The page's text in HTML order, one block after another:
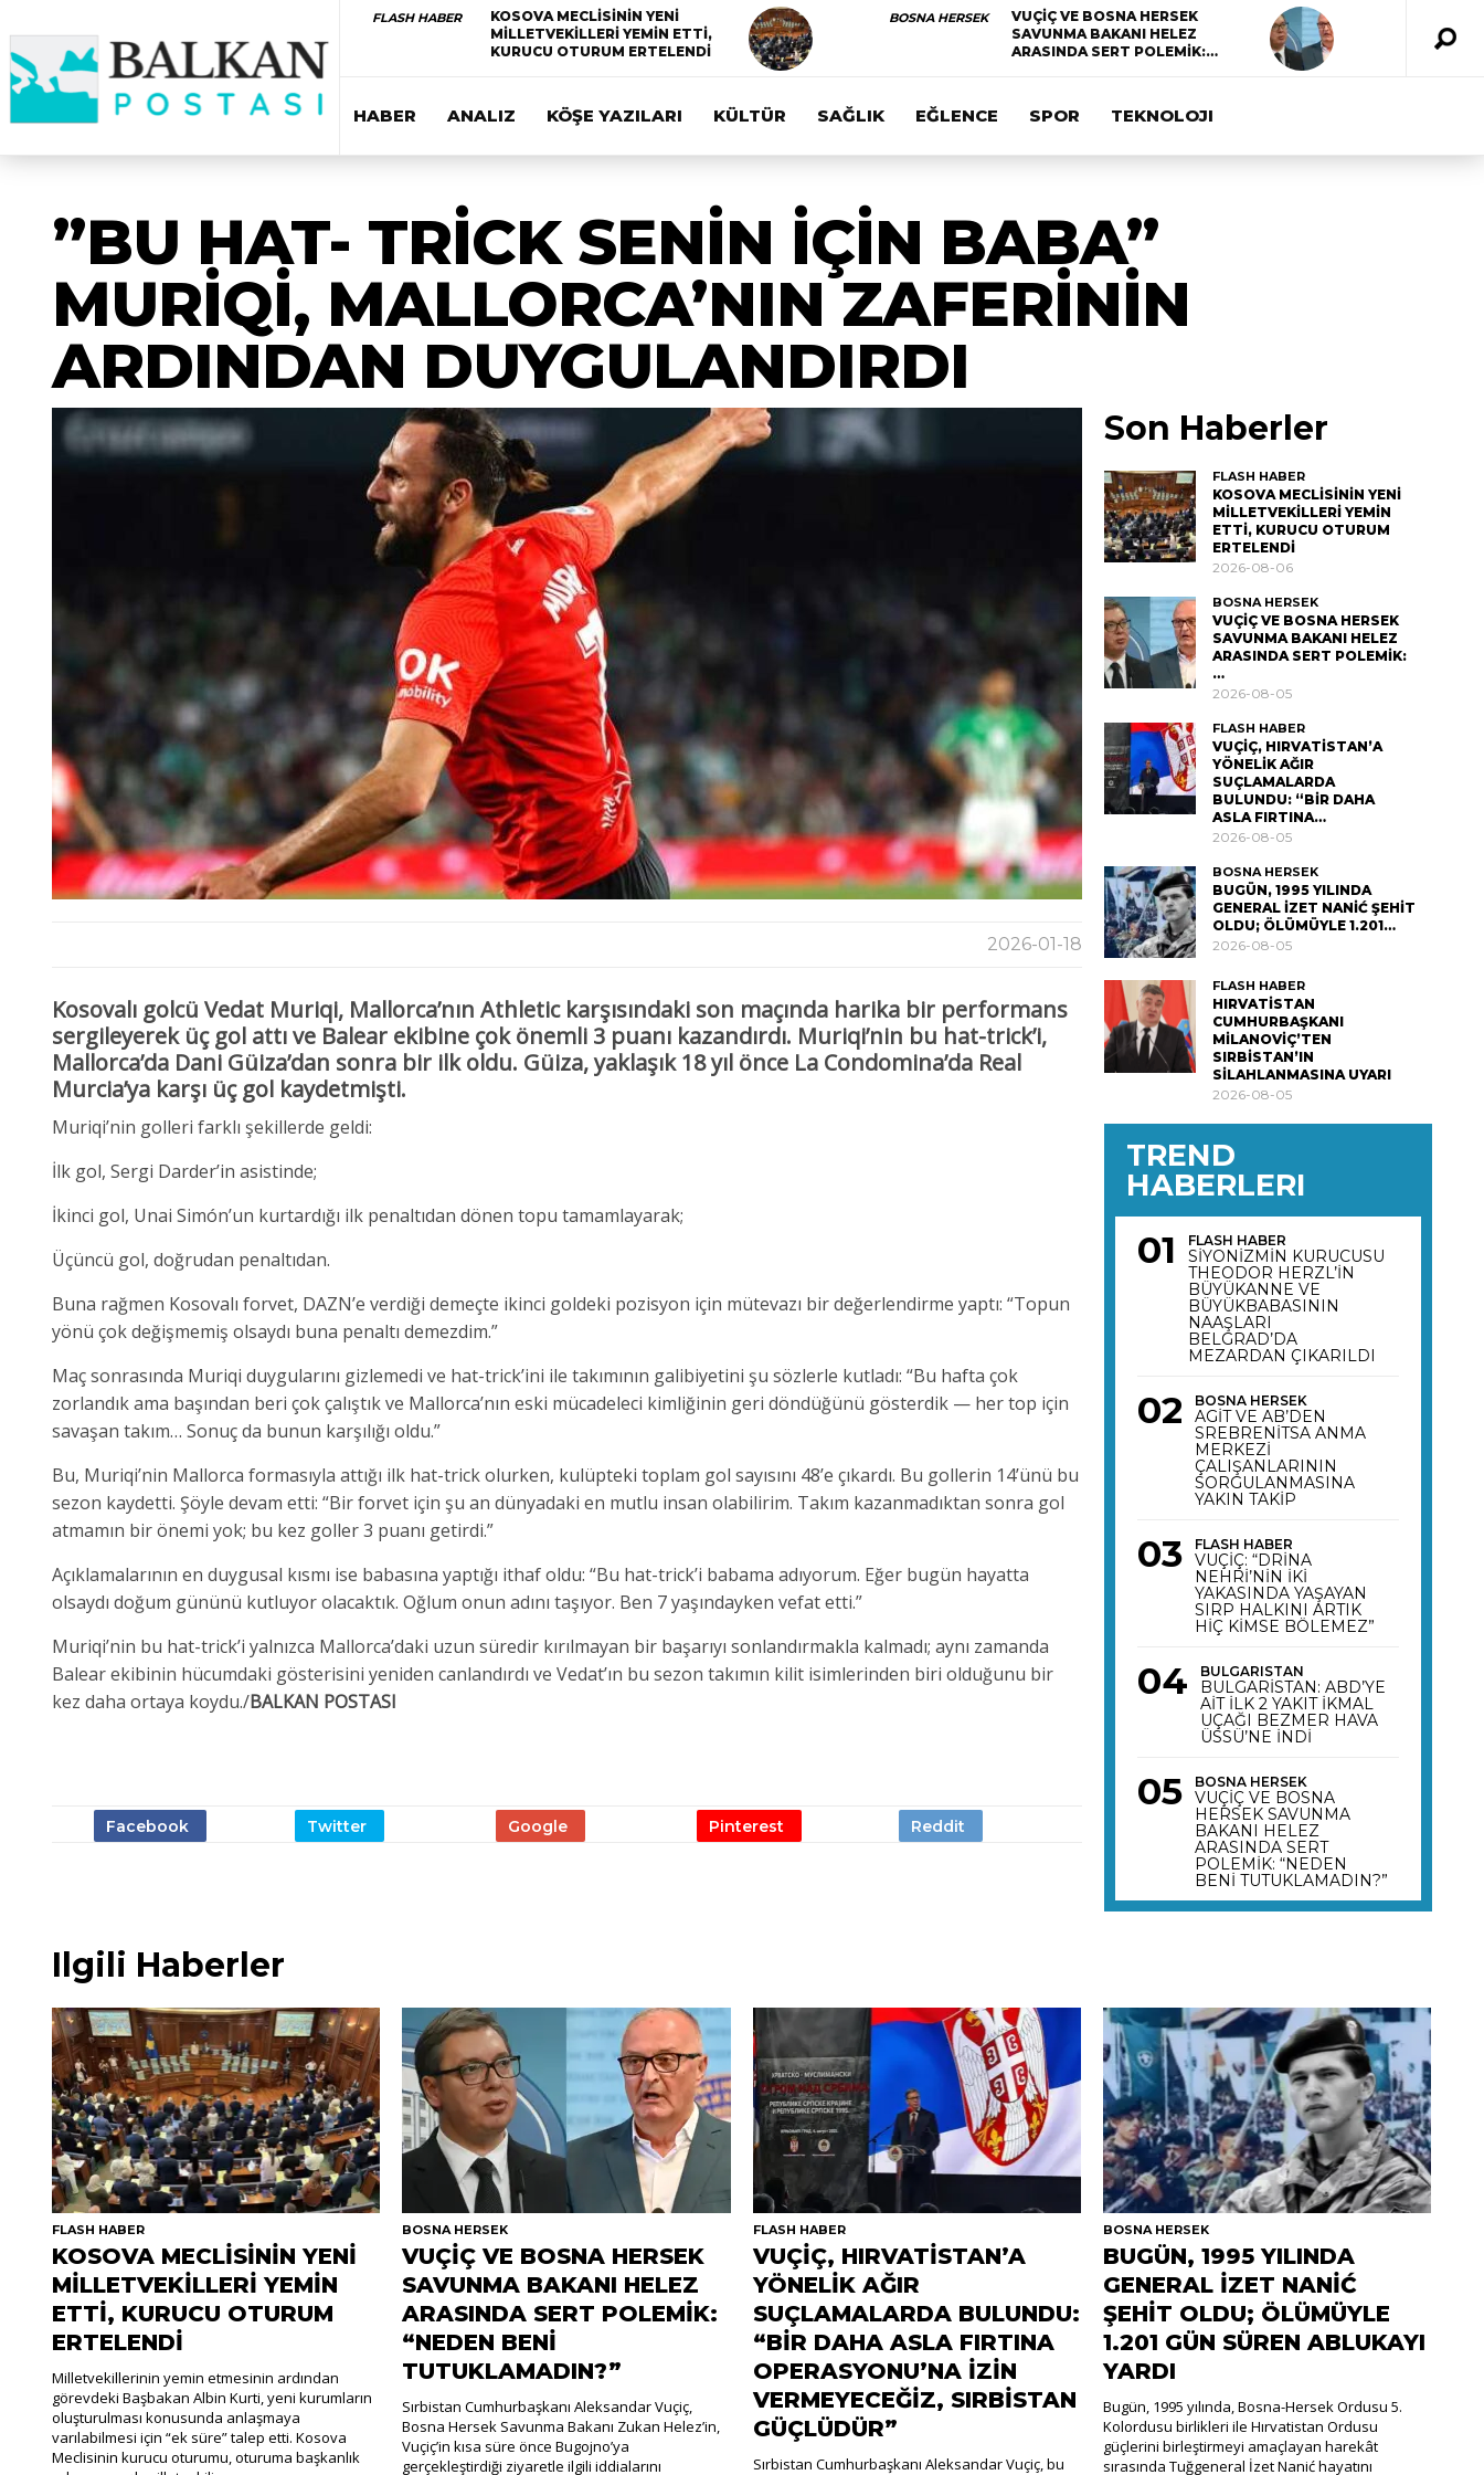
FLASH HABER
KOSOVA MECLİSİNİN YENİ
MİLLETVEKİLLERİ YEMİN ETTİ,
KURUCU OTURUM ERTELENDİ
BOSNA HERSEK
VUÇİÇ VE BOSNA HERSEK
SAVUNMA BAKANI HELEZ
ARASINDA SERT POLEMİK:…
HABER ANALIZ KÖŞE YAZILARI KÜLTÜR SAĞLIK EĞLENCE SPOR TEKNOLOJI
”BU HAT- TRİCK SENİN İÇİN BABA”
MURİQİ, MALLORCA’NIN ZAFERİNİN
ARDINDAN DUYGULANDIRDI
2026-01-18
Kosovalı golcü Vedat Muriqi, Mallorca’nın Athletic karşısındaki son maçında harika bir performans
sergileyerek üç gol attı ve Balear ekibine çok önemli 3 puanı kazandırdı. Muriqi’nin bu hat-trick’i,
Mallorca’da Dani Güiza’dan sonra bir ilk oldu. Güiza, yaklaşık 18 yıl önce La Condomina’da Real
Murcia’ya karşı üç gol kaydetmişti.
Muriqi’nin golleri farklı şekillerde geldi:
İlk gol, Sergi Darder’in asistinde;
İkinci gol, Unai Simón’un kurtardığı ilk penaltıdan dönen topu tamamlayarak;
Üçüncü gol, doğrudan penaltıdan.
Buna rağmen Kosovalı forvet, DAZN’e verdiği demeçte ikinci goldeki pozisyon için mütevazı bir değerlendirme yaptı: “Topun
yönü çok değişmemiş olsaydı buna penaltı demezdim.”
Maç sonrasında Muriqi duygularını gizlemedi ve hat-trick’ini ile takımının galibiyetini şu sözlerle kutladı: “Bu hafta çok
zorlandık ama başından beri çok çalıştık ve Mallorca’nın eski mücadeleci kimliğinin geri döndüğünü gösterdik — her top için
savaşan takım… Sonuç da bunun karşılığı oldu.”
Bu, Muriqi’nin Mallorca formasıyla attığı ilk hat-trick olurken, kulüpteki toplam gol sayısını 48’e çıkardı. Bu gollerin 14’ünü bu
sezon kaydetti. Şöyle devam etti: “Bir forvet için şu an dünyadaki en mutlu insan olabilirim. Takım kazanmadıktan sonra gol
atmamın bir önemi yok; bu kez goller 3 puanı getirdi.”
Açıklamalarının en duygusal kısmı ise babasına yaptığı ithaf oldu: “Bu hat-trick’i babama adıyorum. Eğer bugün hayatta
olsaydı doğum gününü kutluyor olacaktık. Oğlum onun adını taşıyor. Ben 7 yaşındayken vefat etti.”
Muriqi’nin bu hat-trick’i yalnızca Mallorca’daki uzun süredir kırılmayan bir başarıyı sonlandırmakla kalmadı; aynı zamanda
Balear ekibinin hücumdaki gösterisini yeniden canlandırdı ve Vedat’ın bu sezon takımın kilit isimlerinden biri olduğunu bir
kez daha ortaya koydu./BALKAN POSTASI
Son Haberler
FLASH HABER
KOSOVA MECLİSİNİN YENİ
MİLLETVEKİLLERİ YEMİN
ETTİ, KURUCU OTURUM
ERTELENDİ
2026-08-06
BOSNA HERSEK
VUÇİÇ VE BOSNA HERSEK
SAVUNMA BAKANI HELEZ
ARASINDA SERT POLEMİK:
…
2026-08-05
FLASH HABER
VUÇİÇ, HIRVATİSTAN’A
YÖNELİK AĞIR
SUÇLAMALARDA
BULUNDU: “BİR DAHA
ASLA FIRTINA…
2026-08-05
BOSNA HERSEK
BUGÜN, 1995 YILINDA
GENERAL İZET NANİĆ ŞEHİT
OLDU; ÖLÜMÜYLE 1.201…
2026-08-05
FLASH HABER
HIRVATİSTAN
CUMHURBAŞKANI
MİLANOVİÇ’TEN
SIRBİSTAN’IN
SİLAHLANMASINA UYARI
2026-08-05
TREND
HABERLERI
FLASH HABER
SİYONİZMİN KURUCUSU
THEODOR HERZL’İN
BÜYÜKANNE VE
BÜYÜKBABASININ
NAAŞLARI
BELGRAD’DA
MEZARDAN ÇIKARILDI
BOSNA HERSEK
AGİT VE AB’DEN
SREBRENİTSA ANMA
MERKEZİ
ÇALIŞANLARININ
SORGULANMASINA
YAKIN TAKİP
FLASH HABER
VUÇİÇ: “DRİNA
NEHRİ’NİN İKİ
YAKASINDA YAŞAYAN
SIRP HALKINI ARTIK
HİÇ KİMSE BÖLEMEZ”
BULGARISTAN
BULGARİSTAN: ABD’YE
AİT İLK 2 YAKIT İKMAL
UÇAĞI BEZMER HAVA
ÜSSÜ’NE İNDİ
BOSNA HERSEK
VUÇİÇ VE BOSNA
HERSEK SAVUNMA
BAKANI HELEZ
ARASINDA SERT
POLEMİK: “NEDEN
BENİ TUTUKLAMADIN?”
Ilgili Haberler
FLASH HABER
KOSOVA MECLİSİNİN YENİ
MİLLETVEKİLLERİ YEMİN
ETTİ, KURUCU OTURUM
ERTELENDİ
Milletvekillerinin yemin etmesinin ardından
görevdeki Başbakan Albin Kurti, yeni kurumların
oluşturulması konusunda anlaşmaya
varılabilmesi için “ek süre” talep etti. Kosova
Meclisinin kurucu oturumu, oturuma başkanlık
BOSNA HERSEK
VUÇİÇ VE BOSNA HERSEK
SAVUNMA BAKANI HELEZ
ARASINDA SERT POLEMİK:
“NEDEN BENİ
TUTUKLAMADIN?”
Sırbistan Cumhurbaşkanı Aleksandar Vuçiç,
Bosna Hersek Savunma Bakanı Zukan Helez’in,
Vuçiç’in kısa süre önce Bugojno’ya
gerçekleştirdiği ziyaretle ilgili iddialarını
FLASH HABER
VUÇİÇ, HIRVATİSTAN’A
YÖNELİK AĞIR
SUÇLAMALARDA BULUNDU:
“BİR DAHA ASLA FIRTINA
OPERASYONU’NA İZİN
VERMEYECEĞİZ, SIRBİSTAN
GÜÇLÜDÜR”
Sırbistan Cumhurbaşkanı Aleksandar Vuçiç, bu
BOSNA HERSEK
BUGÜN, 1995 YILINDA
GENERAL İZET NANİĆ
ŞEHİT OLDU; ÖLÜMÜYLE
1.201 GÜN SÜREN ABLUKAYI
YARDI
Bugün, 1995 yılında, Bosna-Hersek Ordusu 5.
Kolordusu birlikleri ile Hırvatistan Ordusu
güçlerini birleştirmeyi amaçlayan harekât
sırasında Tuğgeneral İzet Nanić hayatını